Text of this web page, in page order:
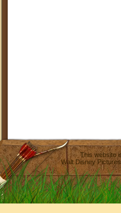
This website
Walt Disney Pictures